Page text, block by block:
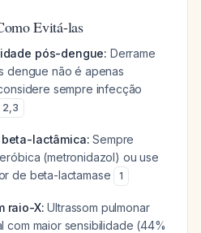
Evitá-las
pós-dengue: Derrame
dengue não é apenas
sempre infecção
2,3
lactâmica: Sempre
(metronidazol) ou use
de beta-lactamase
1
raio-X: Ultrassom pulmonar
com maior sensibilidade (44%